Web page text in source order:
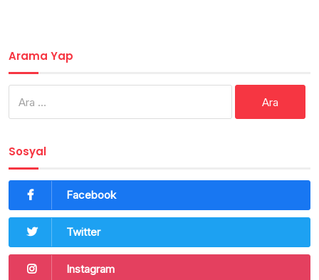
Arama Yap
Sosyal
Facebook
Twitter
Instagram